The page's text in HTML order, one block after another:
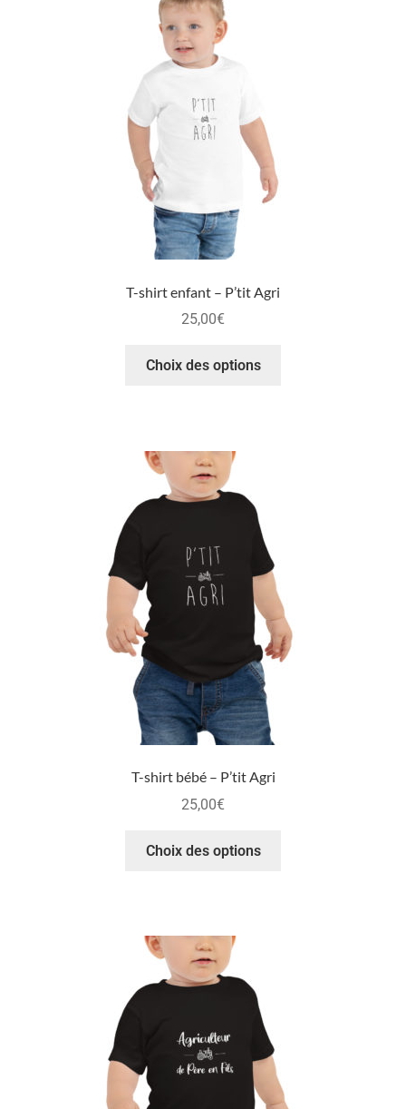
T-shirt enfant – P’tit Agri
25,00€
Choix des options
T-shirt bébé – P’tit Agri
25,00€
Choix des options